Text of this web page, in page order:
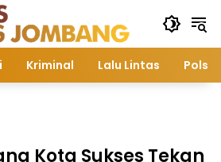
Kriminal Lalu Lintas
Kota Sukses Tekan